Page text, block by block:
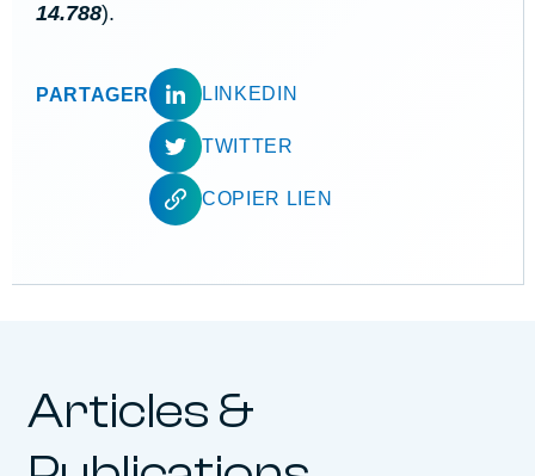
14.788).
PARTAGER LINKEDIN
TWITTER
COPIER LIEN
Articles &